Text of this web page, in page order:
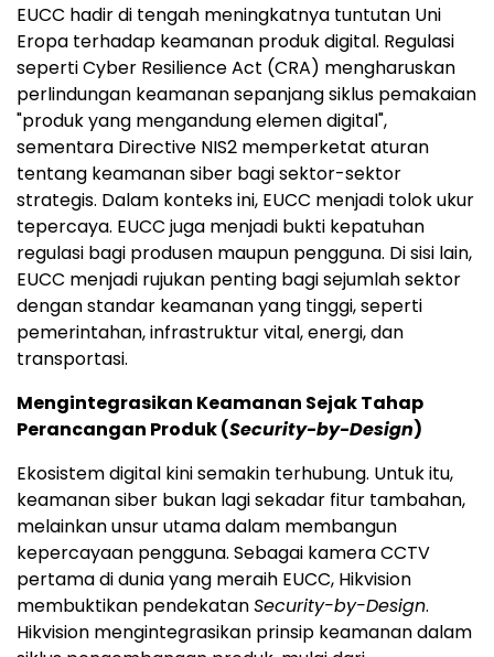
EUCC hadir di tengah meningkatnya tuntutan Uni
Eropa terhadap keamanan produk digital. Regulasi
seperti Cyber Resilience Act (CRA) mengharuskan
perlindungan keamanan sepanjang siklus pemakaian
"produk yang mengandung elemen digital",
sementara Directive NIS2 memperketat aturan
tentang keamanan siber bagi sektor-sektor
strategis. Dalam konteks ini, EUCC menjadi tolok ukur
tepercaya. EUCC juga menjadi bukti kepatuhan
regulasi bagi produsen maupun pengguna. Di sisi lain,
EUCC menjadi rujukan penting bagi sejumlah sektor
dengan standar keamanan yang tinggi, seperti
pemerintahan, infrastruktur vital, energi, dan
transportasi.
Mengintegrasikan Keamanan Sejak Tahap
Perancangan Produk (Security-by-Design)
Ekosistem digital kini semakin terhubung. Untuk itu,
keamanan siber bukan lagi sekadar fitur tambahan,
melainkan unsur utama dalam membangun
kepercayaan pengguna. Sebagai kamera CCTV
pertama di dunia yang meraih EUCC, Hikvision
membuktikan pendekatanSecurity-by-Design.
Hikvision mengintegrasikan prinsip keamanan dalam